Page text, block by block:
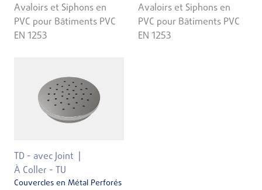
Avaloirs et Siphons en
PVC pour Bâtiments PVC
EN 1253
Avaloirs et Siphons en
PVC pour Bâtiments PVC
EN 1253
TD - avec Joint
À Coller - TU
Couvercles en Métal Perforés